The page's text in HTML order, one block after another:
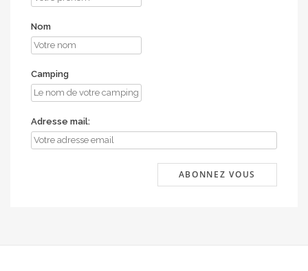
Nom
Camping
Adresse mail: